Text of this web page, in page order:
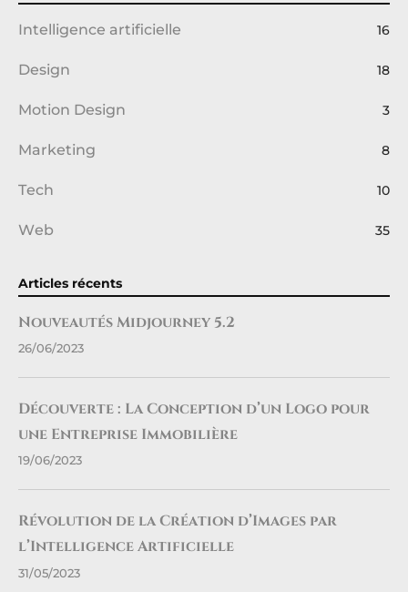
Intelligence artificielle 16
Design 18
Motion Design 3
Marketing 8
Tech 10
Web 35
Articles récents
Nouveautés Midjourney 5.2
26/06/2023
Découverte : La Conception d’un Logo pour
une Entreprise Immobilière
19/06/2023
Révolution de la Création d’Images par
l’Intelligence Artificielle
31/05/2023